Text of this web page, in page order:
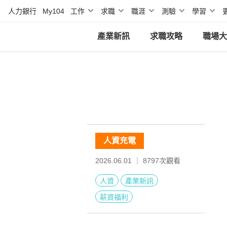
人力銀行 My104 工作 求職 職涯 測驗 學習
產業新訊 求職攻略 職場
人資充電
2026.06.01 ｜ 8797次觀看
人資
產業新訊
薪資福利